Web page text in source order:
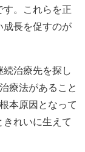
す。これらを正
成長を促すのが
治療先を探し
療法があること
本原因となって
れいに生えて